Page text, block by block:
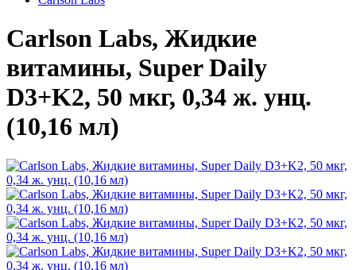
Carlson Labs, Жидкие
витамины, Super Daily
D3+K2, 50 мкг, 0,34 ж. унц.
(10,16 мл)